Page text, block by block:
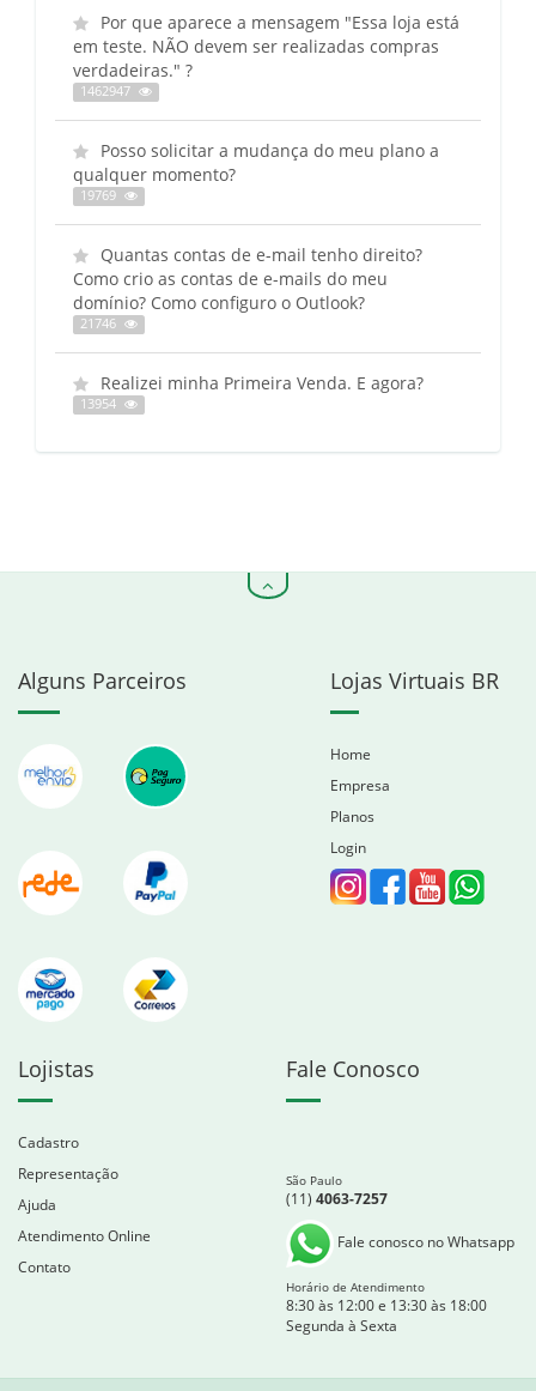
Por que aparece a mensagem "Essa loja está
em teste. NÃO devem ser realizadas compras
verdadeiras." ?
1462947
Posso solicitar a mudança do meu plano a
qualquer momento?
19769
Quantas contas de e-mail tenho direito?
Como crio as contas de e-mails do meu
domínio? Como configuro o Outlook?
21746
Realizei minha Primeira Venda. E agora?
13954
Alguns Parceiros Lojas Virtuais BR
Home
Empresa
Planos
Login
Lojistas
Cadastro
Representação
Ajuda
Atendimento Online
Contato
Fale Conosco
São Paulo
(11) 4063-7257
Fale conosco no Whatsapp
Horário de Atendimento
8:30 às 12:00 e 13:30 às 18:00
Segunda à Sexta